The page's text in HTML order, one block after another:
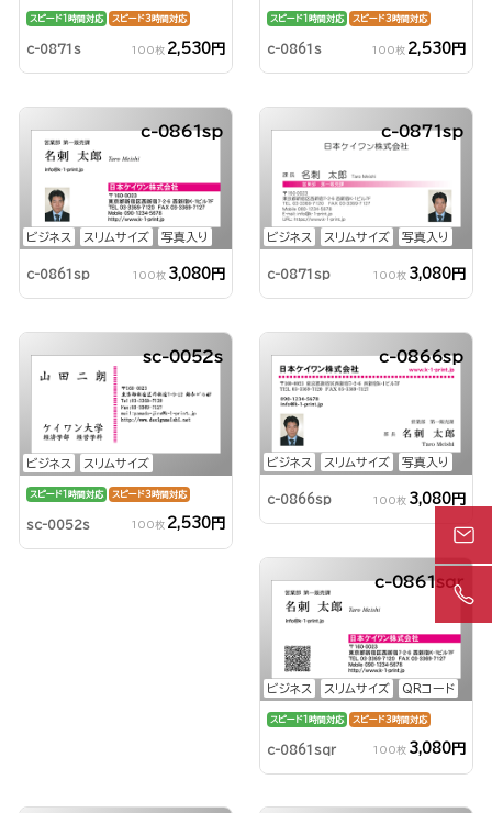
スピード1時間対応 スピード3時間対応
c-0871s 100枚 2,530円
スピード1時間対応 スピード3時間対応
c-0861s 100枚 2,530円
ビジネス スリムサイズ 写真入り
c-0861sp
c-0861sp 100枚 3,080円
ビジネス スリムサイズ 写真入り
c-0871sp
c-0871sp 100枚 3,080円
ビジネス スリムサイズ
sc-0052s
スピード1時間対応 スピード3時間対応
sc-0052s 100枚 2,530円
ビジネス スリムサイズ 写真入り
c-0866sp
c-0866sp 100枚 3,080円
ビジネス スリムサイズ QRコード
c-0861sqr
スピード1時間対応 スピード3時間対応
c-0861sqr 100枚 3,080円